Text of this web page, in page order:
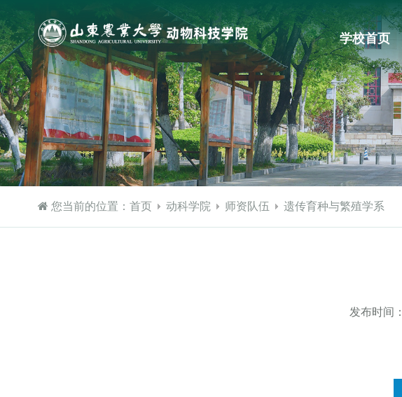
学校首页
您当前的位置： 首页 动科学院 师资队伍 遗传育种与繁殖学系
发布时间：